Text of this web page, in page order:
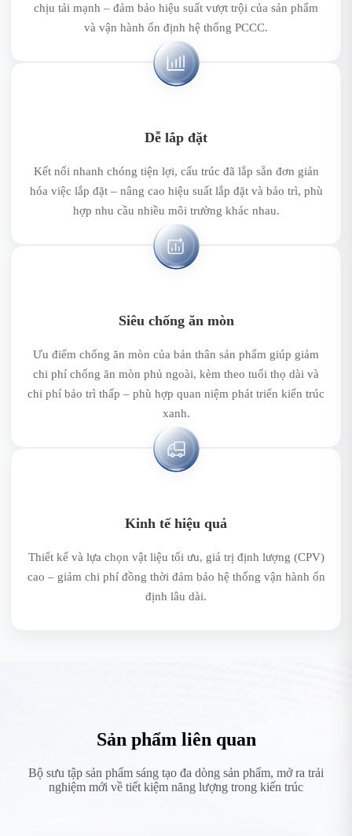
chịu tải mạnh – đảm bảo hiệu suất vượt trội của sản phẩm
và vận hành ổn định hệ thống PCCC.
Dễ lắp đặt
Kết nối nhanh chóng tiện lợi, cấu trúc đã lắp sẵn đơn giản
hóa việc lắp đặt – nâng cao hiệu suất lắp đặt và bảo trì, phù
hợp nhu cầu nhiều môi trường khác nhau.
Siêu chống ăn mòn
Ưu điểm chống ăn mòn của bản thân sản phẩm giúp giảm
chi phí chống ăn mòn phủ ngoài, kèm theo tuổi thọ dài và
chi phí bảo trì thấp – phù hợp quan niệm phát triển kiến trúc
xanh.
Kinh tế hiệu quả
Thiết kế và lựa chọn vật liệu tối ưu, giá trị định lượng (CPV)
cao – giảm chi phí đồng thời đảm bảo hệ thống vận hành ổn
định lâu dài.
Sản phẩm liên quan
Bộ sưu tập sản phẩm sáng tạo đa dòng sản phẩm, mở ra trải
nghiệm mới về tiết kiệm năng lượng trong kiến trúc